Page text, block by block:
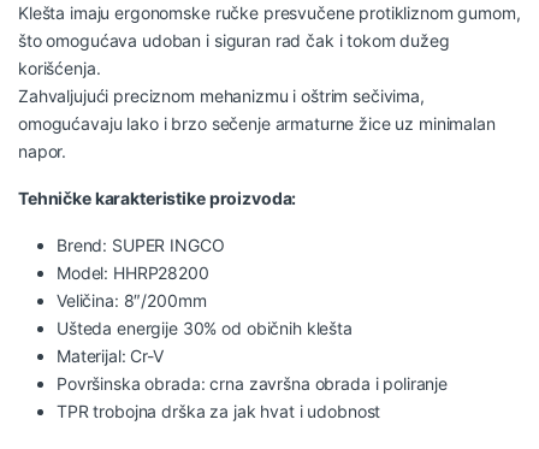
Klešta imaju ergonomske ručke presvučene protikliznom gumom,
što omogućava udoban i siguran rad čak i tokom dužeg
korišćenja.
Zahvaljujući preciznom mehanizmu i oštrim sečivima,
omogućavaju lako i brzo sečenje armaturne žice uz minimalan
napor.
Tehničke karakteristike proizvoda:
Brend: SUPER INGCO
Model: HHRP28200
Veličina: 8″/200mm
Ušteda energije 30% od običnih klešta
Materijal: Cr-V
Površinska obrada: crna završna obrada i poliranje
TPR trobojna drška za jak hvat i udobnost